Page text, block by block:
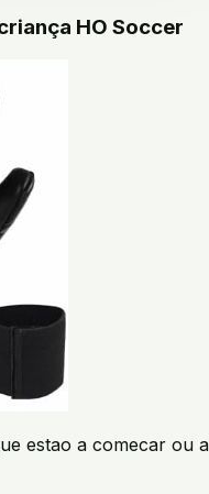
HO Soccer
estao a comecar ou a